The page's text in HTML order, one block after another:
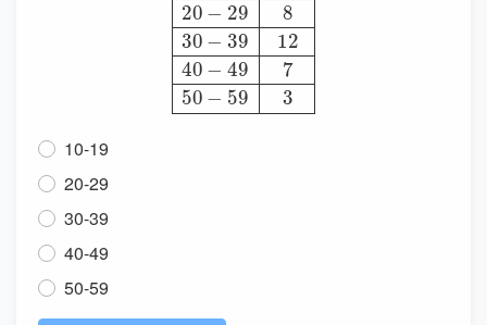
10-19
20-29
30-39
40-49
50-59